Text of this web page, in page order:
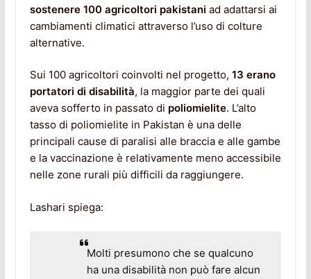
sostenere 100 agricoltori pakistani ad adattarsi ai
cambiamenti climatici attraverso l’uso di colture
alternative.
Sui 100 agricoltori coinvolti nel progetto, 13 erano
portatori di disabilità, la maggior parte dei quali
aveva sofferto in passato di poliomielite. L’alto
tasso di poliomielite in Pakistan è una delle
principali cause di paralisi alle braccia e alle gambe
e la vaccinazione è relativamente meno accessibile
nelle zone rurali più difficili da raggiungere.
Lashari spiega:
Molti presumono che se qualcuno
ha una disabilità non può fare alcun